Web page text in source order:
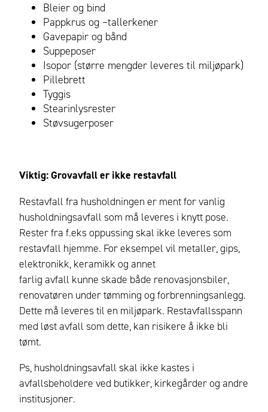
Bleier og bind
Pappkrus og –tallerkener
Gavepapir og bånd
Suppeposer
Isopor (større mengder leveres til miljøpark)
Pillebrett
Tyggis
Stearinlysrester
Støvsugerposer
Viktig: Grovavfall er ikke restavfall
Restavfall fra husholdningen er ment for vanlig
husholdningsavfall som må leveres i knytt pose.
Rester fra f.eks oppussing skal ikke leveres som
restavfall hjemme. For eksempel vil metaller, gips,
elektronikk, keramikk og annet
farlig avfall kunne skade både renovasjonsbiler,
renovatøren under tømming og forbrenningsanlegg.
Dette må leveres til en miljøpark. Restavfallsspann
med løst avfall som dette, kan risikere å ikke bli
tømt.
Ps, husholdningsavfall skal ikke kastes i
avfallsbeholdere ved butikker, kirkegårder og andre
institusjoner.